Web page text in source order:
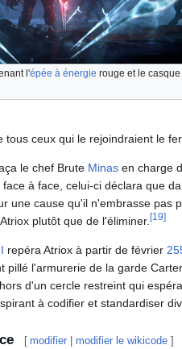
l'épée à énergie rouge et le casque
tous ceux qui le rejoindraient le
le chef Brute Minas en charge
face à face, celui-ci déclara que
une cause qu'il n'embrasse pas
plutôt que de l'éliminer. [19]
repéra Atriox à partir de février
pillé l'armurerie de la garde
d'un cercle restreint qui
à codifier et standardiser
[ modifier |modifier le wikicode ]